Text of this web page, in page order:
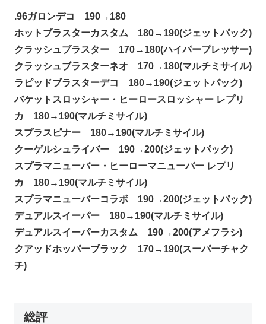
.96ガロンデコ 190→180
ホットブラスターカスタム 180→190(ジェットパック)
クラッシュブラスター 170→180(ハイパープレッサー)
クラッシュブラスターネオ 170→180(マルチミサイル)
ラピッドブラスターデコ 180→190(ジェットパック)
バケットスロッシャー・ヒーロースロッシャー レプリ
カ 180→190(マルチミサイル)
スプラスピナー 180→190(マルチミサイル)
クーゲルシュライバー 190→200(ジェットパック)
スプラマニューバー・ヒーローマニューバー レプリ
カ 180→190(マルチミサイル)
スプラマニューバーコラボ 190→200(ジェットパック)
デュアルスイーパー 180→190(マルチミサイル)
デュアルスイーパーカスタム 190→200(アメフラシ)
クアッドホッパーブラック 170→190(スーパーチャク
チ)
総評